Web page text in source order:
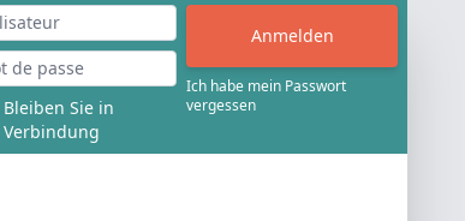
Bleiben Sie in
Verbindung
Ich habe mein Passwort
vergessen